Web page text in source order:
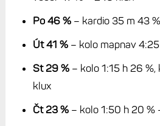
Po 46 %– kardio 35 m 43
Út 41 %– kolo mapnav
St 29 %– kolo 1:15 h 26
klux
Čt 23 %– kolo 1:50 h 20 %